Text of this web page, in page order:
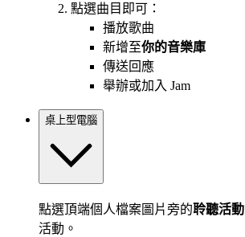
點選曲目即可：
播放歌曲
新增至你的音樂庫
傳送回應
舉辦或加入 Jam
桌上型電腦
點選頂端個人檔案圖片旁的聆聽活動
活動。